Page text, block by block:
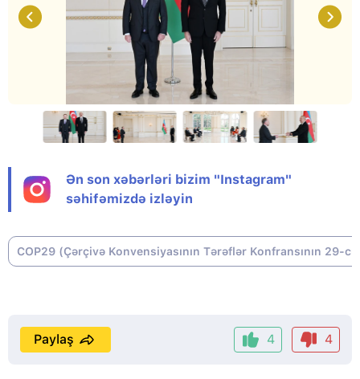
Ən son xəbərləri bizim "Instagram"
səhifəmizdə izləyin
COP29 (Çərçivə Konvensiyasının Tərəflər Konfransının 29-
4 4
Paylaş